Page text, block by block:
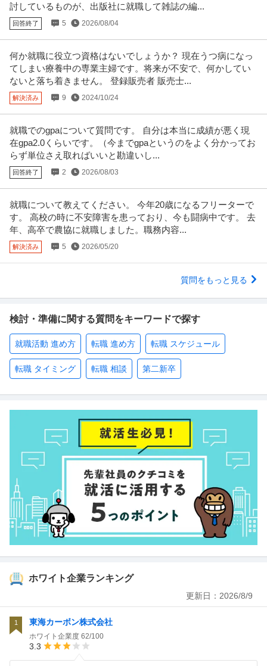
討しているものが、出版社に就職して雑誌の編...
回答終了 5 2026/08/04
何か就職に役立つ資格はないでしょうか？ 現在うつ病になっ
てしまい療養中の専業主婦です。将来が不安で、何かしてい
ないと落ち着きません。 登録販売者 販売士...
解決済み 9 2024/10/24
就職でのgpaについて質問です。 自分は本当に成績が悪く現
在gpa2.0くらいです。（今までgpaというのをよく分かってお
らず単位さえ取ればいいと勘違いし...
回答終了 2 2026/08/03
就職について教えてください。 今年20歳になるフリーターで
す。 高校の時に不安障害を患っており、今も闘病中です。 去
年、高卒で農協に就職しました。職務内容...
解決済み 5 2026/05/20
質問をもっと見る
検討・準備に関する質問をキーワードで探す
就職活動 進め方 転職 進め方 転職 スケジュール
転職 タイミング 転職 相談 第二新卒
ホワイト企業ランキング
更新日： 2026/8/9
1 東海カーボン株式会社
ホワイト企業度 62/100
3.3